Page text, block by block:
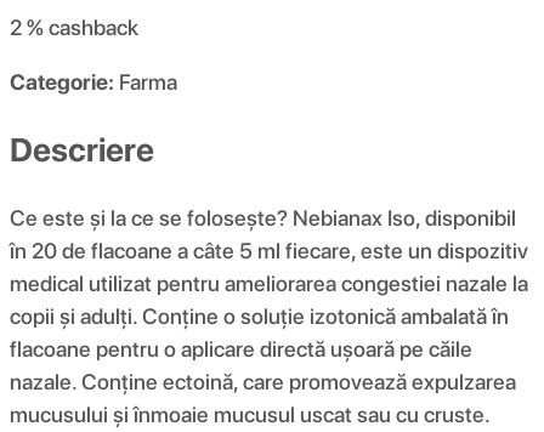
2 %cashback
Categorie: Farma
Descriere
Ce este și la ce se folosește? Nebianax Iso, disponibil
în 20 de flacoane a câte 5 ml fiecare, este un dispozitiv
medical utilizat pentru ameliorarea congestiei nazale la
copii și adulți. Conține o soluție izotonică ambalată în
flacoane pentru o aplicare directă ușoară pe căile
nazale. Conține ectoină, care promovează expulzarea
mucusului și înmoaie mucusul uscat sau cu cruste.